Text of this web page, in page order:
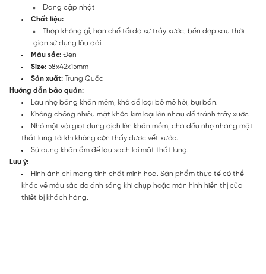
Đang cập nhật
Chất liệu:
Thép không gỉ, hạn chế tối đa sự trầy xước, bền đẹp sau thời
gian sử dụng lâu dài.
Màu sắc: Đen
Size: 58x42x15mm
Sản xuất: Trung Quốc
Hướng dẫn bảo quản:
Lau nhẹ bằng khăn mềm, khô để loại bỏ mồ hôi, bụi bẩn.
Không chồng nhiều mặt khóa kim loại lên nhau để tránh trầy xước
Nhỏ một vài giọt dung dịch lên khăn mềm, chà đều nhẹ nhàng mặt
thắt lưng tới khi không còn thấy được vết xước.
Sử dụng khăn ẩm để lau sạch lại mặt thắt lưng.
Lưu ý:
Hình ảnh chỉ mang tính chất minh họa. Sản phẩm thực tế có thể
khác về màu sắc do ánh sáng khi chụp hoặc màn hình hiển thị của
thiết bị khách hàng.